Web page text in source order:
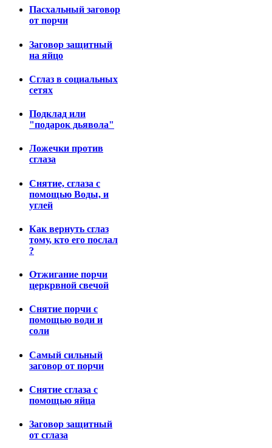
Пасхальный заговор
от порчи
Заговор защитный
на яйцо
Сглаз в социальных
сетях
Подклад или
"подарок дьявола"
Ложечки против
сглаза
Снятие, сглаза с
помощью Воды, и
углей
Как вернуть сглаз
тому, кто его послал
?
Отжигание порчи
церкрвной свечой
Снятие порчи с
помощью води и
соли
Самый сильный
заговор от порчи
Снятие сглаза с
помощью яйца
Заговор защитный
от сглаза